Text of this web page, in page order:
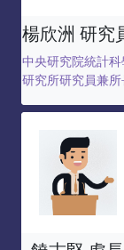
楊欣洲 研究
中央研究院統計
研究所研究員兼